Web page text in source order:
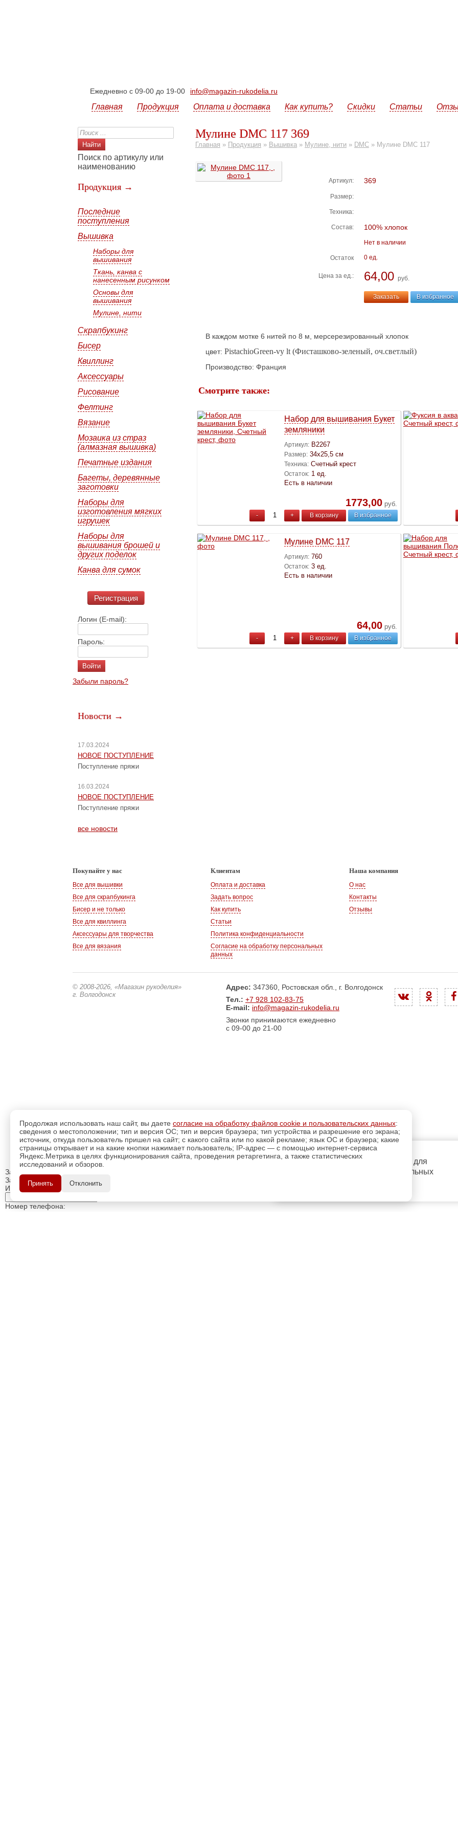
Ежедневно с 09-00 до 19-00 info@magazin-rukodelia.ru
Главная Продукция Оплата и доставка Как купить? Скидки Статьи
Поиск по артикулу или
наименованию
Продукция →
Последние
поступления
Вышивка
Наборы для
вышивания
Ткань, канва с
нанесенным рисунком
Основы для
вышивания
Мулине, нити
Скрапбукинг
Бисер
Квиллинг
Аксессуары
Рисование
Фелтинг
Вязание
Мозаика из страз
(алмазная вышивка)
Печатные издания
Багеты, деревянные
заготовки
Наборы для
изготовления мягких
игрушек
Наборы для
вышивания брошей и
других поделок
Канва для сумок
Регистрация
Логин (E-mail):
Пароль:
Забыли пароль?
Новости →
17.03.2024
НОВОЕ ПОСТУПЛЕНИЕ
Поступление пряжи
16.03.2024
НОВОЕ ПОСТУПЛЕНИЕ
Поступление пряжи
все новости
Мулине DMC 117 369
Главная » Продукция » Вышивка » Мулине, нити » DMC » Мулине DMC 117
Артикул: 369
Размер:
Техника:
Состав: 100% хлопок
Нет в наличии
Остаток 0 ед.
Цена за ед.: 64,00 руб.
Заказать В избранное
В каждом мотке 6 нитей по 8 м, мерсерезированный хлопок
цвет: PistachioGreen-vy lt (Фисташково-зеленый, оч.светлый)
Производство: Франция
Смотрите также:
Набор для вышивания Букет
земляники
Артикул: B2267
Размер: 34х25,5 см
Техника: Счетный крест
Остаток: 1 ед.
Есть в наличии
1773,00 руб.
- + В корзину В избранное
Мулине DMC 117
Артикул: 760
Остаток: 3 ед.
Есть в наличии
64,00 руб.
- + В корзину В избранное
Покупайте у нас
Все для вышивки
Все для скрапбукинга
Бисер и не только
Все для квиллинга
Аксессуары для творчества
Все для вязания
Клиентам
Оплата и доставка
Задать вопрос
Как купить
Статьи
Политика конфиденциальности
Согласие на обработку персональных
данных
Наша компания
О нас
Контакты
Отзывы
© 2008-2026, «Магазин рукоделия»
г. Волгодонск
Адрес: 347360, Ростовская обл., г. Волгодонск
Тел.: +7 928 102-83-75
E-mail: info@magazin-rukodelia.ru
Звонки принимаются ежедневно
с 09-00 до 21-00
Продолжая использовать наш сайт, вы даете согласие на обработку файлов cookie и пользовательских данных:
сведения о местоположении; тип и версия ОС; тип и версия браузера; тип устройства и разрешение его экрана;
источник, откуда пользователь пришел на сайт; с какого сайта или по какой рекламе; язык ОС и браузера; какие
страницы открывает и на какие кнопки нажимает пользователь; IP-адрес — с помощью интернет-сервиса
Яндекс.Метрика в целях функционирования сайта, проведения ретаргетинга, а также статистических
исследований и обзоров.
Принять Отклонить
Закрыть
Заказ обратного звонка
Имя Отчество:
Номер телефона:
Пройдитерегистрацию
для
использования дополнительных